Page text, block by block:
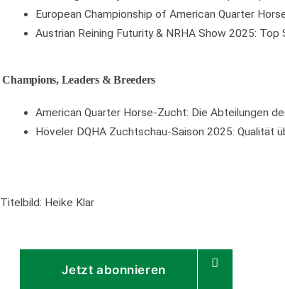
European Championship of American Quarter
Austrian Reining Futurity & NRHA Show 2025:
Champions, Leaders & Breeders
American Quarter Horse-Zucht: Die Abteilungen
Höveler DQHA Zuchtschau-Saison 2025: Qualität
Titelbild: Heike Klar
Jetzt abonnieren